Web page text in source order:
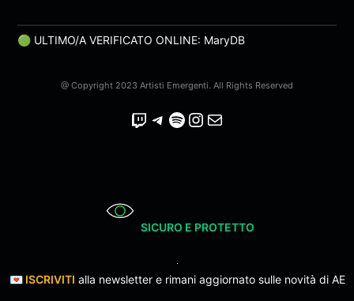
🟢 ULTIMO/A VERIFICATO ONLINE: MaryDB
@ Copyright 2023 Artisti Emergenti. All Rights Reserved
Twitch Telegram Spotify Instagram Email
SICURO E PROTETTO
💌 ISCRIVITI alla newsletter e rimani aggiornato sulle novità di AE